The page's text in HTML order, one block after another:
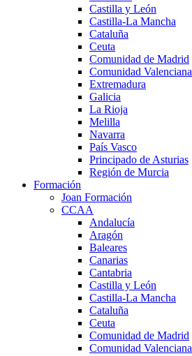
Castilla y León
Castilla-La Mancha
Cataluña
Ceuta
Comunidad de Madrid
Comunidad Valenciana
Extremadura
Galicia
La Rioja
Melilla
Navarra
País Vasco
Principado de Asturias
Región de Murcia
Formación
Joan Formación
CCAA
Andalucía
Aragón
Baleares
Canarias
Cantabria
Castilla y León
Castilla-La Mancha
Cataluña
Ceuta
Comunidad de Madrid
Comunidad Valenciana